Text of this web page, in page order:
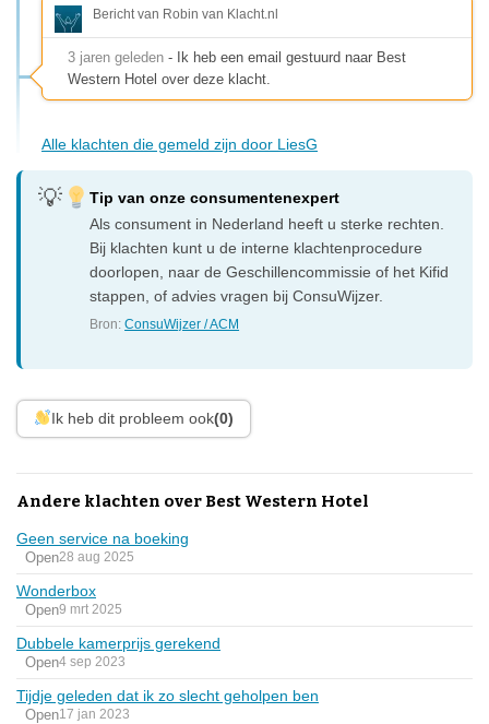
Bericht van Robin van Klacht.nl
3 jaren geleden - Ik heb een email gestuurd naar Best
Western Hotel over deze klacht.
Alle klachten die gemeld zijn door LiesG
Tip van onze consumentenexpert
Als consument in Nederland heeft u sterke rechten.
Bij klachten kunt u de interne klachtenprocedure
doorlopen, naar de Geschillencommissie of het Kifid
stappen, of advies vragen bij ConsuWijzer.
Bron:ConsuWijzer / ACM
Ik heb dit probleem ook(0)
Andere klachten over Best Western Hotel
Geen service na boeking
Open28 aug 2025
Wonderbox
Open9 mrt 2025
Dubbele kamerprijs gerekend
Open4 sep 2023
Tijdje geleden dat ik zo slecht geholpen ben
Open17 jan 2023